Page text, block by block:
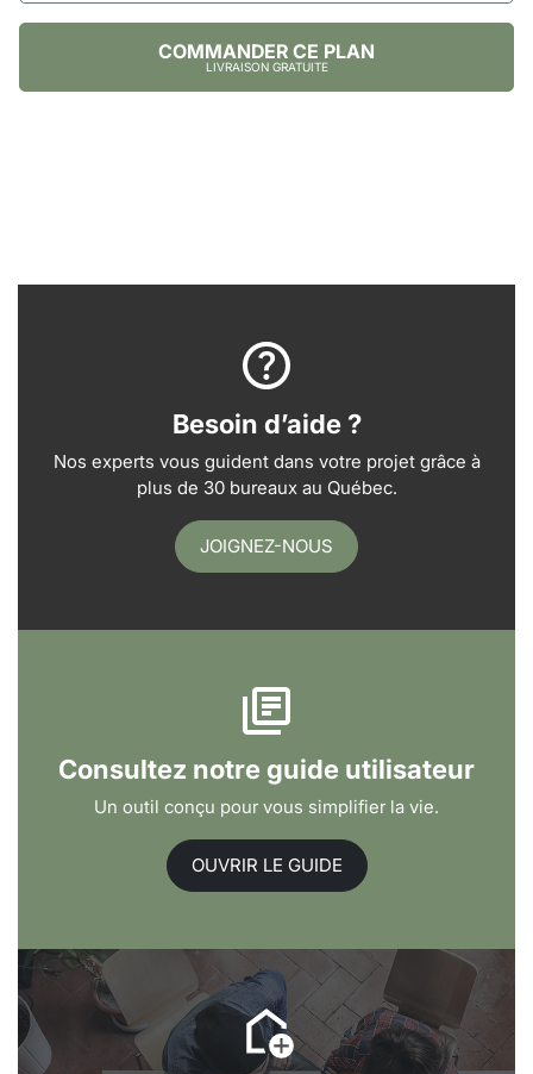
COMMANDER CE PLAN
LIVRAISON GRATUITE
Besoin d’aide ?
Nos experts vous guident dans votre projet grâce à
plus de 30 bureaux au Québec.
JOIGNEZ-NOUS
Consultez notre guide utilisateur
Un outil conçu pour vous simplifier la vie.
OUVRIR LE GUIDE